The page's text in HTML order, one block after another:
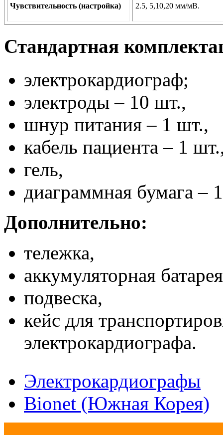
Чувствительность (настройка) 2.5, 5,10,20 мм/мВ.
Стандартная
электрокардиограф;
электроды – 10 шт.,
шнур питания – 1 шт.,
кабель пациента – 1
гель,
диаграммная бумага –
Дополнительно:
тележка,
аккумуляторная
подвеска,
кейс для
электрокардиографа.
Электрокардиографы
Bionet (Южная Корея)